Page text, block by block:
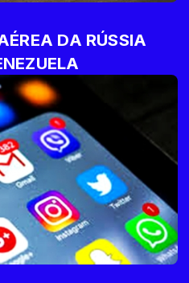
DA RÚSSIA